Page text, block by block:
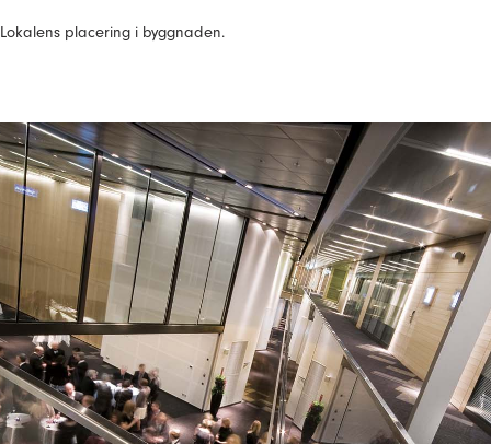
Lokalens placering i byggnaden.